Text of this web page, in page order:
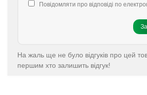
Повідомляти про відповіді по
На жаль ще не було відгуків про цей
першим хто залишить відгук!